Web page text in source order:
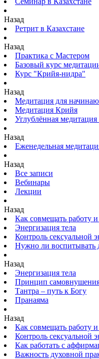
Назад
Ретрит в Казахстане
Назад
Практика с Мастером
Базовый курс
Курс "Крийя-нидра"
Назад
Медитация для
Медитация Крийя
Углублённая
Назад
Еженедельная
Назад
Все записи
Вебинары
Лекции
Назад
Как совмещать работу
Энергизация тела
Контроль сексуальной
Нужно ли воспитывать
Назад
Энергизация тела
Принцип
Тантра – путь к Богу
Пранаяма
Назад
Как совмещать работу
Контроль сексуальной
Как работать с
Важность духовной